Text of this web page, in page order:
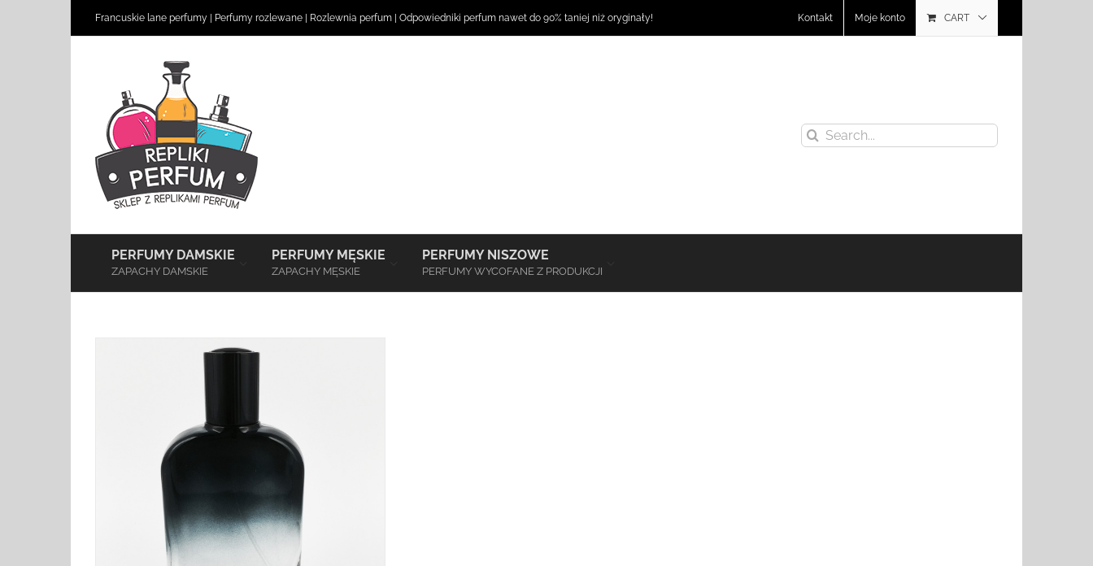
Francuskie lane perfumy Perfumy rozlewane Rozlewnia perfum Odpowiedniki perfum nawet do 90% taniej niż oryginały! Kontakt Moje konto CART
Search
for:
PERFUMY DAMSKIE
ZAPACHY DAMSKIE
PERFUMY MĘSKIE
ZAPACHY MĘSKIE
PERFUMY NISZOWE
PERFUMY WYCOFANE Z PRODUKCJI